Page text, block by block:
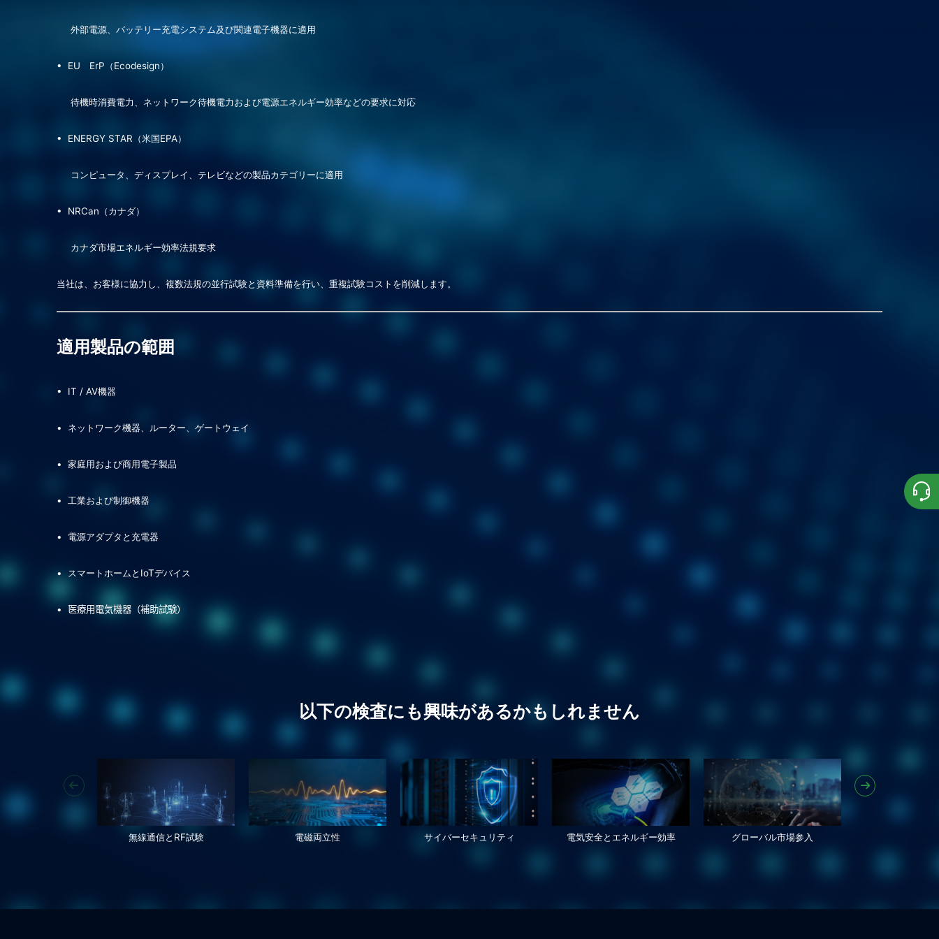
外部電源、バッテリー充電システム及び関連電子機器に適用
• EU ErP （Ecodesign）
待機時消費電力、ネットワーク待機電力および電源エネルギー効率などの要求に対応
• ENERGY STAR （米国EPA）
コンピュータ 、ディスプレイ、テレビなどの製品カテゴリーに適用
• NRCan （カナダ）
カナダ市場エネルギー効率法規要求
当社は、 お客様に協力し、複数法規の並行試験と資料準備を行い、重複試験コストを削減します。
適用製品の範囲
• IT / AV機器
• ネットワーク機器、ルーター、ゲートウェイ
• 家庭用および商用電子製品
• 工業および制御機器
• 電源アダプタと充電器
• スマートホームと IoTデバイス
• 医療用電気機器（補助試験）
以下の検査にも興味があるかもしれません
無線通信とRF試験 電磁両立性 サイバーセキュリティ 電気安全とエネルギー効率 グローバル市場参入